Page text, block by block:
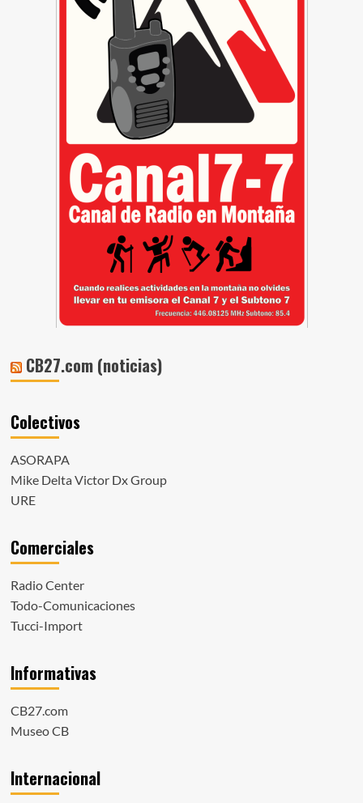
CB27.com (noticias)
Colectivos
ASORAPA
Mike Delta Victor Dx Group
URE
Comerciales
Radio Center
Todo-Comunicaciones
Tucci-Import
Informativas
CB27.com
Museo CB
Internacional